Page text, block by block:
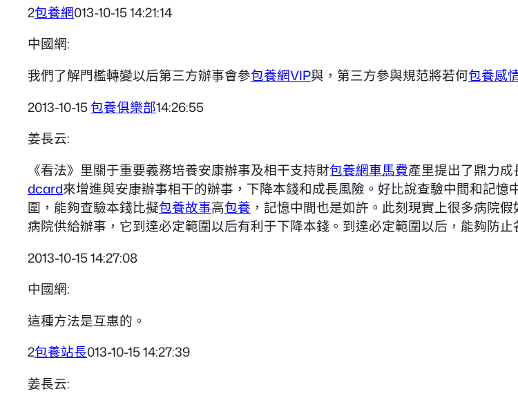
2包養網013-10-15 14:21:14
中國網:
我們了解門檻轉變以后第三方辦事會參包養網VIP與，第三方參與規范將若何包養感
2013-10-15包養俱樂部14:26:55
姜長云:
《看法》里關于重要義務培養安康辦事及相干支持財包養網車馬費產里提出了鼎力成
dcard來增進與安康辦事相干的辦事，下降本錢和成長風險。好比說查驗中間和記
圍，能夠查驗本錢比擬包養故事高包養 ，記憶中間也是如許。此刻現實上很多病院
病院供給辦事，它到達必定範圍以后有利于下降本錢。到達必定範圍以后，能夠防
2013-10-15 14:27:08
中國網:
這種方法是互惠的。
2包養站長013-10-15 14:27:39
姜長云: